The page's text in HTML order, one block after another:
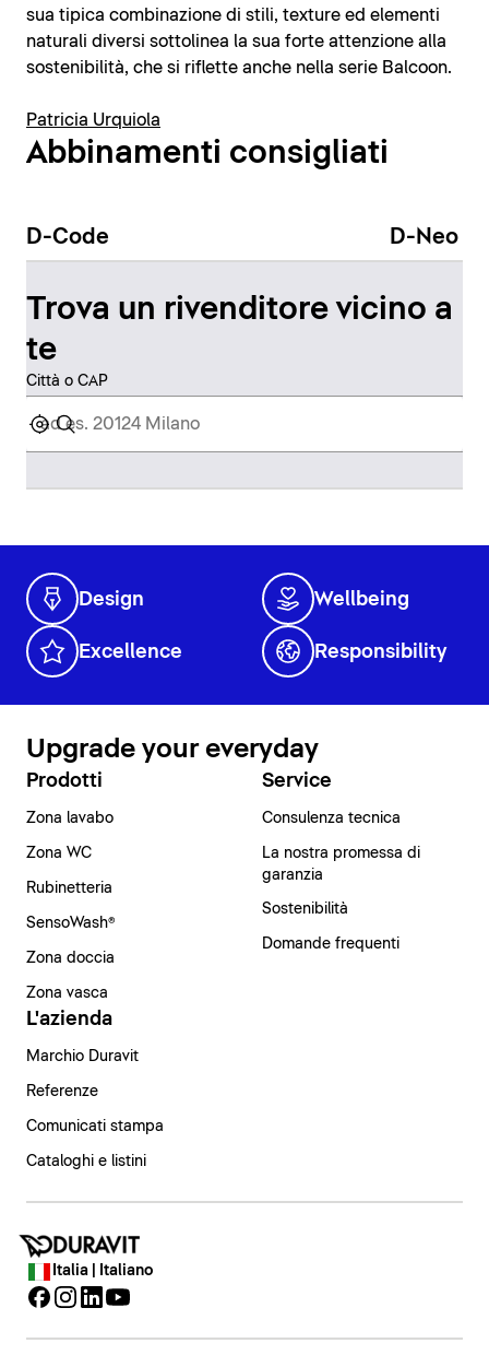
sua tipica combinazione di stili, texture ed elementi
naturali diversi sottolinea la sua forte attenzione alla
sostenibilità, che si riflette anche nella serie Balcoon.
Patricia Urquiola
Abbinamenti consigliati
D-Code D-Neo
Trova un rivenditore vicino a
te
Città o CAP
Design Wellbeing
Excellence Responsibility
Upgrade your everyday
Prodotti
Zona lavabo
Zona WC
Rubinetteria
SensoWash®
Zona doccia
Zona vasca
Service
Consulenza tecnica
La nostra promessa di
garanzia
Sostenibilità
Domande frequenti
L'azienda
Marchio Duravit
Referenze
Comunicati stampa
Cataloghi e listini
Italia | Italiano